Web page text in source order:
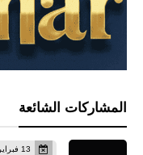
المشاركات الشائعة
13 فبراير 2020